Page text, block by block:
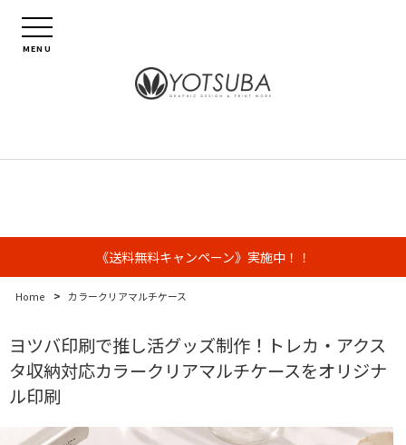
MENU
《送料無料キャンペーン》実施中！！
Home > カラークリアマルチケース
ヨツバ印刷で推し活グッズ制作！トレカ・アクス
タ収納対応カラークリアマルチケースをオリジナ
ル印刷